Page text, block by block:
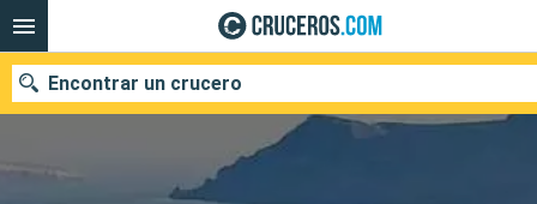
Encontrar un crucero